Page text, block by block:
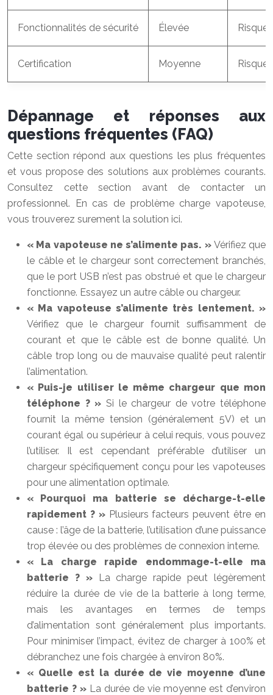
Fonctionnalités de sécurité Élevée Risque
Certification Moyenne Risque
Dépannage et réponses aux
questions fréquentes (FAQ)
Cette section répond aux questions les plus fréquentes
et vous propose des solutions aux problèmes courants.
Consultez cette section avant de contacter un
professionnel. En cas de problème charge vapoteuse,
vous trouverez surement la solution ici.
« Ma vapoteuse ne s’alimente pas. » Vérifiez que
le câble et le chargeur sont correctement branchés,
que le port USB n’est pas obstrué et que le chargeur
fonctionne. Essayez un autre câble ou chargeur.
« Ma vapoteuse s’alimente très lentement. »
Vérifiez que le chargeur fournit suffisamment de
courant et que le câble est de bonne qualité. Un
câble trop long ou de mauvaise qualité peut ralentir
l’alimentation.
« Puis-je utiliser le même chargeur que mon
téléphone ? » Si le chargeur de votre téléphone
fournit la même tension (généralement 5V) et un
courant égal ou supérieur à celui requis, vous pouvez
l’utiliser. Il est cependant préférable d’utiliser un
chargeur spécifiquement conçu pour les vapoteuses
pour une alimentation optimale.
« Pourquoi ma batterie se décharge-t-elle
rapidement ? » Plusieurs facteurs peuvent être en
cause : l’âge de la batterie, l’utilisation d’une puissance
trop élevée ou des problèmes de connexion interne.
« La charge rapide endommage-t-elle ma
batterie ? »
La charge rapide peut légèrement
réduire la durée de vie de la batterie à long terme,
mais les avantages en termes de temps
d’alimentation sont généralement plus importants.
Pour minimiser l’impact, évitez de charger à 100% et
débranchez une fois chargée à environ 80%.
« Quelle est la durée de vie moyenne d’une
batterie ? » La durée de vie moyenne est d’environ